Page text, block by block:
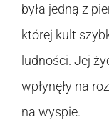
była jedną z
której kult
ludności. Jej
wpłynęły na
na wyspie.